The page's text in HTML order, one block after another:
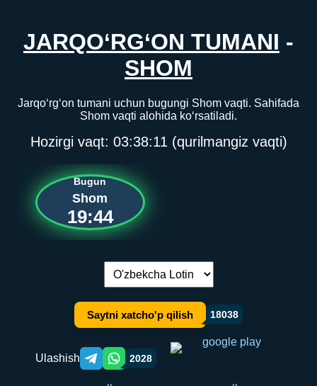
JARQO‘RG‘ON TUMANI -
SHOM
Jarqo‘rg‘on tumani uchun bugungi Shom vaqti. Sahifada
Shom vaqti alohida ko‘rsatiladi.
Hozirgi vaqt: 03:38:11 (qurilmangiz vaqti)
Bugun
Shom
19:44
Tilni almashtirish:
Saytni xatcho'p qilish 18038
Ulashish Telegram orqali ulashish
WhatsApp orqali ulashish
2028